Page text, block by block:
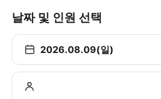
날짜 및 인원 선택
2026.08.09(일)